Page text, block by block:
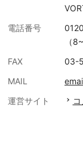
電話番号
（
FAX
03-
MAIL
運営サイト